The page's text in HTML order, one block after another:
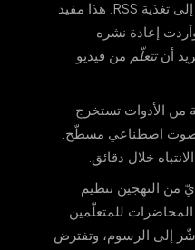
وترمّزه بصيغة MP3، وتدفع النتيجة إلى تغذية RSS. هذا مفيد
إعادة نشره
أنتتعلّم من فيديو
من الأدوات تستخرج
بصوت اصطناعي مسطّح.
خلال دقائق.
أيّ من النهجين تنظيم
للمتعلّمين
إلى الرسوم، وتفترض